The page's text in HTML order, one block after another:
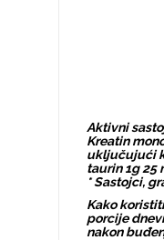
Aktivni
Kreatin
uključujući
taurin 1g 25
* Sastojci,
Kako
porcije
nakon